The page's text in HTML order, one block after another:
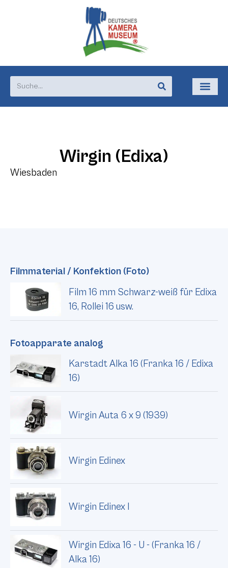
Wirgin (Edixa)
Wiesbaden
Filmmaterial / Konfektion (Foto)
Film 16 mm Schwarz-weiß für Edixa
16, Rollei 16 usw.
Fotoapparate analog
Karstadt Alka 16 (Franka 16 / Edixa
16)
Wirgin Auta 6 x 9 (1939)
Wirgin Edinex
Wirgin Edinex I
Wirgin Edixa 16 - U - (Franka 16 /
Alka 16)